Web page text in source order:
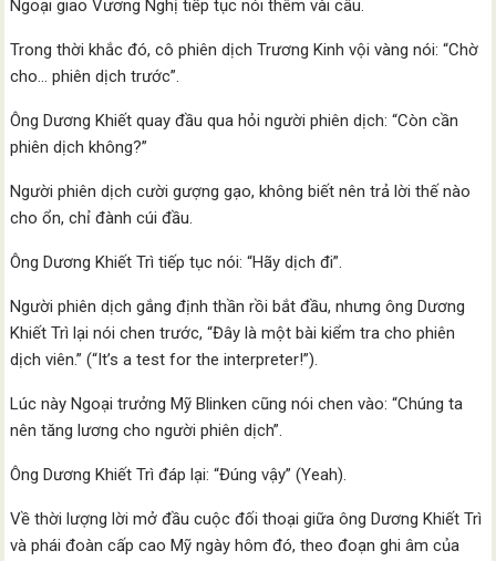
Ngoại giao Vương Nghị tiếp tục nói thêm vài câu.
Trong thời khắc đó, cô phiên dịch Trương Kinh vội vàng nói: “Chờ
cho… phiên dịch trước”.
Ông Dương Khiết quay đầu qua hỏi người phiên dịch: “Còn cần
phiên dịch không?”
Người phiên dịch cười gượng gạo, không biết nên trả lời thế nào
cho ổn, chỉ đành cúi đầu.
Ông Dương Khiết Trì tiếp tục nói: “Hãy dịch đi”.
Người phiên dịch gắng định thần rồi bắt đầu, nhưng ông Dương
Khiết Trì lại nói chen trước, “Đây là một bài kiểm tra cho phiên
dịch viên.” (“It’s a test for the interpreter!”).
Lúc này Ngoại trưởng Mỹ Blinken cũng nói chen vào: “Chúng ta
nên tăng lương cho người phiên dịch”.
Ông Dương Khiết Trì đáp lại: “Đúng vậy” (Yeah).
Về thời lượng lời mở đầu cuộc đối thoại giữa ông Dương Khiết Trì
và phái đoàn cấp cao Mỹ ngày hôm đó, theo đoạn ghi âm của